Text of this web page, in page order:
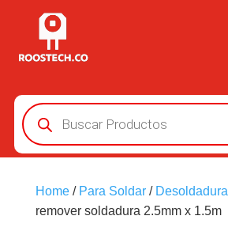
Búsqueda
de
productos
Home/ Para Soldar/ Desoldadura
remover soldadura 2.5mm x 1.5m